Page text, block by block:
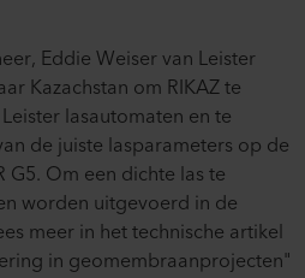
Eddie Weiser van Leister
Kazachstan om RIKAZ te
lasautomaten en te
de juiste lasparameters op de
G5. Om een dichte las te
worden uitgevoerd in de
meer in het technische artikel
in geomembraanprojecten"